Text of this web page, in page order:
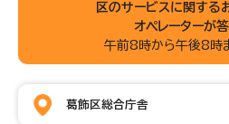
区のサービスに関する
オペレーターが答
午前8時から午後8時
葛飾区総合庁舎